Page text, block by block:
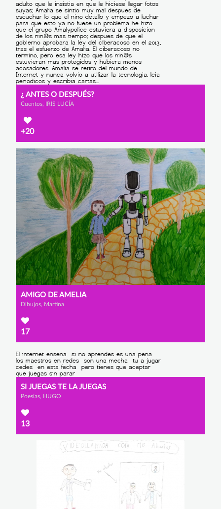
¿ ANTES O DESPUÉS?
Cuentos, IRIS LUCÍA
+20
AMIGO DE AMELIA
Dibujos, Martina
17
SI JUEGAS TE LA JUEGAS
Poesías, HUGO
13